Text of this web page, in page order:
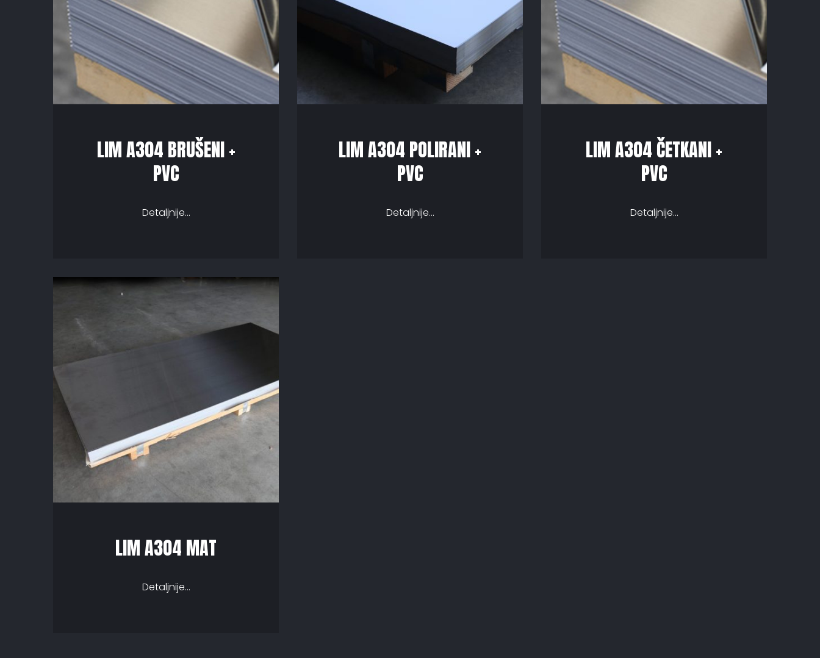
LIM A304 BRUŠENI +
PVC
Detaljnije...
LIM A304 POLIRANI +
PVC
Detaljnije...
LIM A304 ČETKANI +
PVC
Detaljnije...
LIM A304 MAT
Detaljnije...